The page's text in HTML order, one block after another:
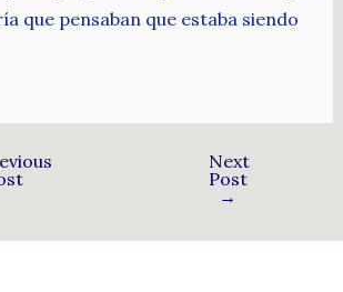
que pensaban que estaba siendo
Next
Post
→